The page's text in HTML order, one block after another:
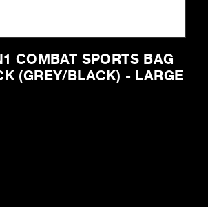
COMBAT SPORTS BAG
(GREY/BLACK) - LARGE